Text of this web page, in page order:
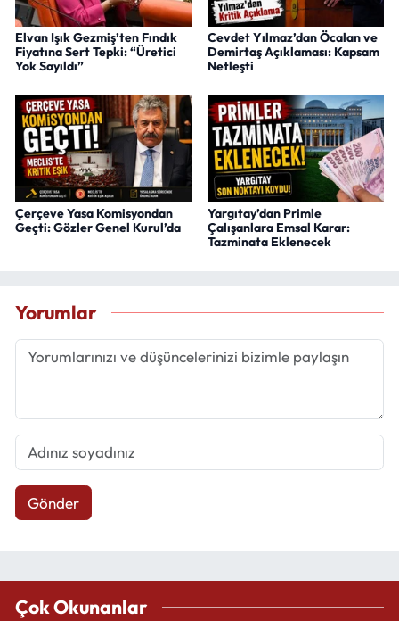
Elvan Işık Gezmiş’ten Fındık
Fiyatına Sert Tepki: “Üretici
Yok Sayıldı”
Cevdet Yılmaz’dan Öcalan ve
Demirtaş Açıklaması: Kapsam
Netleşti
Çerçeve Yasa Komisyondan
Geçti: Gözler Genel Kurul’da
Yargıtay’dan Primle
Çalışanlara Emsal Karar:
Tazminata Eklenecek
Yorumlar
Gönder
Çok Okunanlar